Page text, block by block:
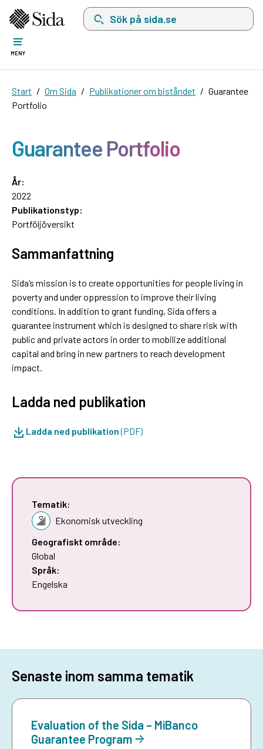
Sök på sida.se, sökförslag kommer att visas
MENY
Start Om Sida Publikationer om biståndet
Guarantee
Portfolio
Guarantee Portfolio
År:
2022
Publikationstyp:
Portföljöversikt
Sammanfattning
Sida’s mission is to create opportunities for people living in
poverty and under oppression to improve their living
conditions. In addition to grant funding, Sida offers a
guarantee instrument which is designed to share risk with
public and private actors in order to mobilize additional
capital and bring in new partners to reach development
impact.
Ladda ned publikation
Ladda ned publikation(PDF)
Tematik:
Ekonomisk utveckling
Geografiskt område:
Global
Språk:
Engelska
Senaste inom samma tematik
Evaluation of the Sida – MiBanco
Guarantee Program